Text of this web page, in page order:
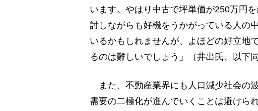
います。やはり中古で坪単価が250万円
討しながらも好機をうかがっている人の
いるかもしれませんが、よほどの好立地
るのは難しいでしょう」（井出氏、以下同
また、不動産業界にも人口減少社会の
需要の二極化が進んでいくことは避けら